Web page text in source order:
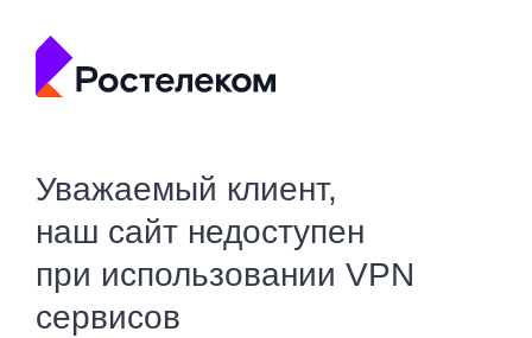
Уважаемый клиент,
наш сайт недоступен
при использовании VPN
сервисов